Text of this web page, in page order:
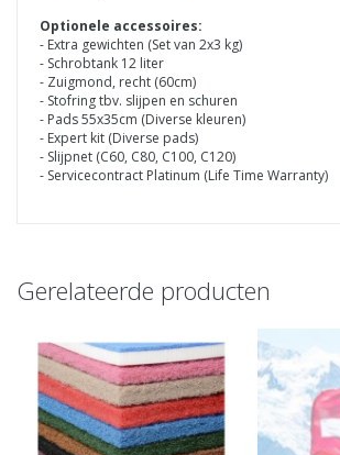
Optionele accessoires:
- Extra gewichten (Set van 2x3 kg)
- Schrobtank 12 liter
- Zuigmond, recht (60cm)
- Stofring tbv. slijpen en schuren
- Pads 55x35cm (Diverse kleuren)
- Expert kit (Diverse pads)
- Slijpnet (C60, C80, C100, C120)
- Servicecontract Platinum (Life Time Warranty)
Gerelateerde producten